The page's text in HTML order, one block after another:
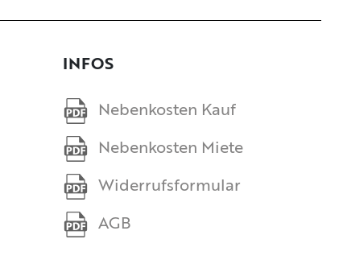
INFOS
Nebenkosten Kauf
Nebenkosten Miete
Widerrufsformular
AGB